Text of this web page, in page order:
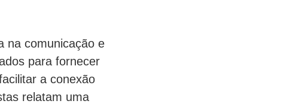
na comunicação e
para fornecer
a conexão
relatam uma